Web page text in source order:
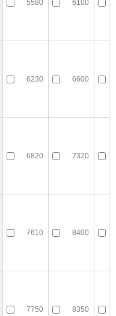
5580 6100
6230 6600
6820 7320
7610 8400
7750 8350